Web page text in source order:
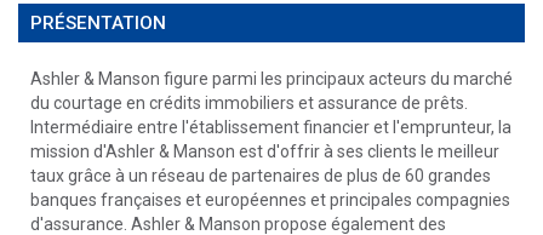
PRÉSENTATION
Ashler & Manson figure parmi les principaux acteurs du marché
du courtage en crédits immobiliers et assurance de prêts.
Intermédiaire entre l'établissement financier et l'emprunteur, la
mission d'Ashler & Manson est d'offrir à ses clients le meilleur
taux grâce à un réseau de partenaires de plus de 60 grandes
banques françaises et européennes et principales compagnies
d'assurance. Ashler & Manson propose également des